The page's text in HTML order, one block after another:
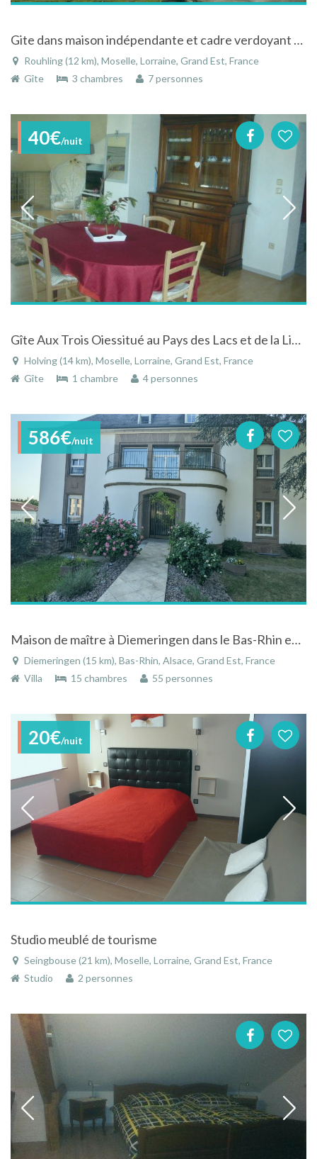
Gite dans maison indépendante et cadre verdoyant à Rouhling en Moselle en Lorraine
Rouhling (12 km), Moselle, Lorraine, Grand Est, France
Gîte
3 chambres 7 personnes
40€/nuit
Gîte Aux Trois Oiessitué au Pays des Lacs et de la Ligne Maginot
Holving (14 km), Moselle, Lorraine, Grand Est, France
Gîte
1 chambre 4 personnes
586€/nuit
Maison de maître à Diemeringen dans le Bas-Rhin en Alsace au cœur du Parc National
Diemeringen (15 km), Bas-Rhin, Alsace, Grand Est, France
Villa
15 chambres 55 personnes
20€/nuit
Studio meublé de tourisme
Seingbouse (21 km), Moselle, Lorraine, Grand Est, France
Studio
2 personnes